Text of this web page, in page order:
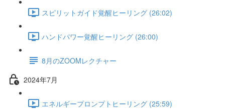
スピリットガイド覚醒ヒーリング (26:02)
ハンドパワー覚醒ヒーリング (26:00)
8月のZOOMレクチャー
2024年7月
エネルギープロンプトヒーリング (25:59)